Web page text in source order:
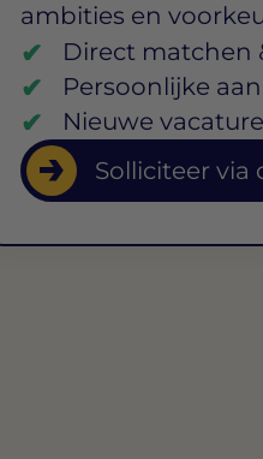
ambities en
Direct matchen
Persoonlijke
Nieuwe
Solliciteer via